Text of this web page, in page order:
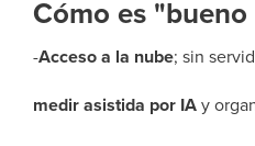
Cómo es "bueno
-Acceso a la nube; sin
medir asistida por IA y